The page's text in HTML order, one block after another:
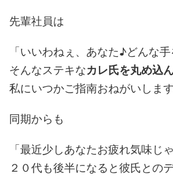
先輩社員は
「いいわねぇ、あなた♪どんな
そんなステキなカレ氏を丸め込
私にいつかご指南おねがいします
同期からも
「最近少しあなたお疲れ気味じ
２０代も後半になると彼氏との